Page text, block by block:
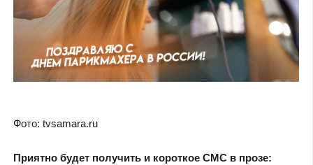
Фото: tvsamara.ru
Приятно будет получить и короткое СМС в прозе: